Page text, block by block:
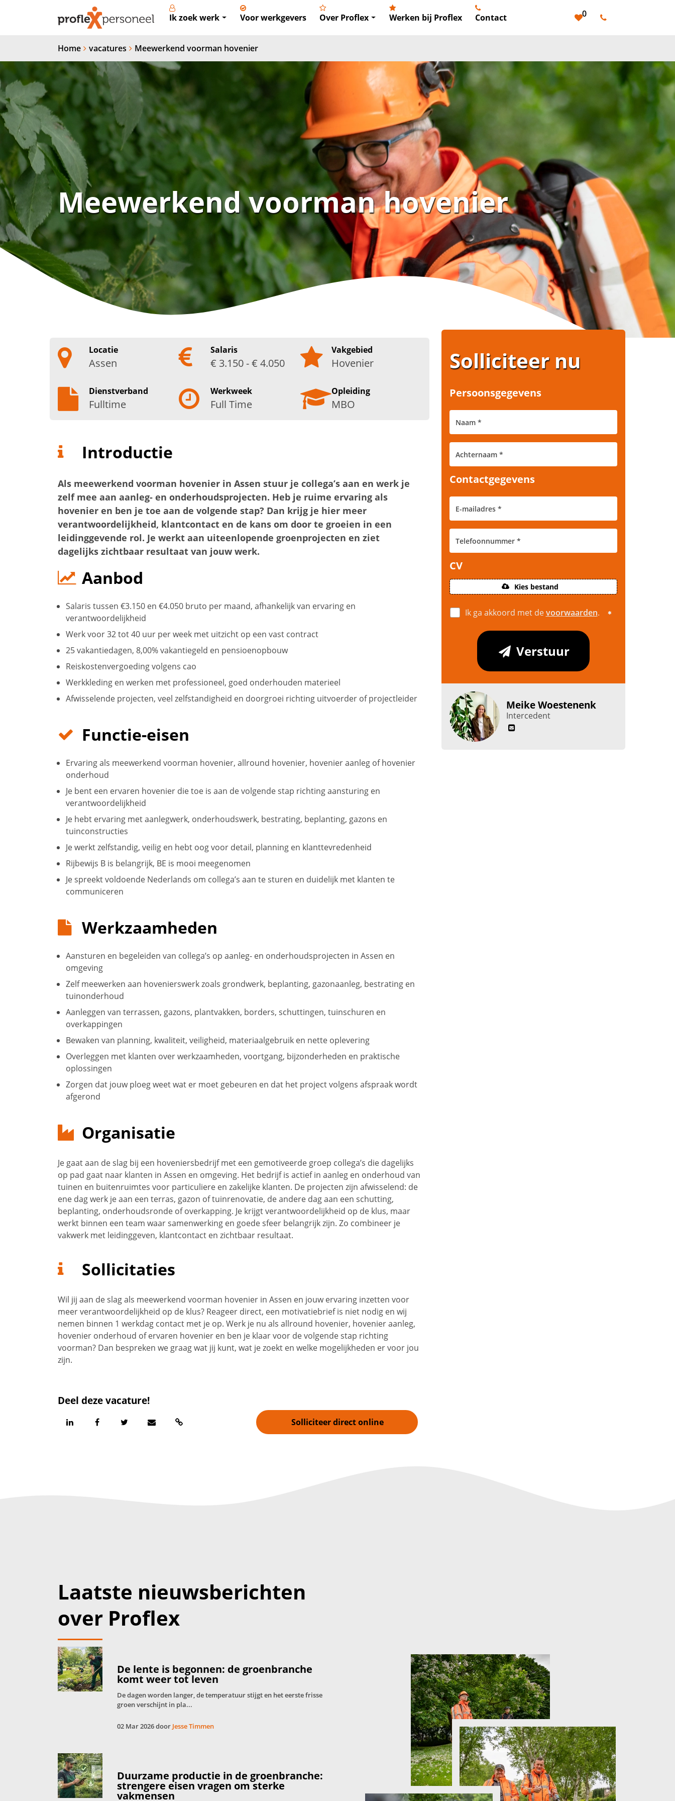
Ik zoek werk Voor werkgevers Over Proflex Werken bij Proflex Contact 0
Home vacatures Meewerkend voorman hovenier
Meewerkend voorman hovenier
Locatie
Assen
Salaris
€ 3.150 - € 4.050
Vakgebied
Hovenier
Dienstverband
Fulltime
Werkweek
Full Time
Opleiding
MBO
Introductie
Als meewerkend voorman hovenier in Assen stuur je collega’s aan en werk je
zelf mee aan aanleg- en onderhoudsprojecten. Heb je ruime ervaring als
hovenier en ben je toe aan de volgende stap? Dan krijg je hier meer
verantwoordelijkheid, klantcontact en de kans om door te groeien in een
leidinggevende rol. Je werkt aan uiteenlopende groenprojecten en ziet
dagelijks zichtbaar resultaat van jouw werk.
Aanbod
Salaris tussen €3.150 en €4.050 bruto per maand, afhankelijk van ervaring en
verantwoordelijkheid
Werk voor 32 tot 40 uur per week met uitzicht op een vast contract
25 vakantiedagen, 8,00% vakantiegeld en pensioenopbouw
Reiskostenvergoeding volgens cao
Werkkleding en werken met professioneel, goed onderhouden materieel
Afwisselende projecten, veel zelfstandigheid en doorgroei richting uitvoerder of projectleider
Functie-eisen
Ervaring als meewerkend voorman hovenier, allround hovenier, hovenier aanleg of hovenier
onderhoud
Je bent een ervaren hovenier die toe is aan de volgende stap richting aansturing en
verantwoordelijkheid
Je hebt ervaring met aanlegwerk, onderhoudswerk, bestrating, beplanting, gazons en
tuinconstructies
Je werkt zelfstandig, veilig en hebt oog voor detail, planning en klanttevredenheid
Rijbewijs B is belangrijk, BE is mooi meegenomen
Je spreekt voldoende Nederlands om collega’s aan te sturen en duidelijk met klanten te
communiceren
Werkzaamheden
Aansturen en begeleiden van collega’s op aanleg- en onderhoudsprojecten in Assen en
omgeving
Zelf meewerken aan hovenierswerk zoals grondwerk, beplanting, gazonaanleg, bestrating en
tuinonderhoud
Aanleggen van terrassen, gazons, plantvakken, borders, schuttingen, tuinschuren en
overkappingen
Bewaken van planning, kwaliteit, veiligheid, materiaalgebruik en nette oplevering
Overleggen met klanten over werkzaamheden, voortgang, bijzonderheden en praktische
oplossingen
Zorgen dat jouw ploeg weet wat er moet gebeuren en dat het project volgens afspraak wordt
afgerond
Organisatie
Je gaat aan de slag bij een hoveniersbedrijf met een gemotiveerde groep collega’s die dagelijks
op pad gaat naar klanten in Assen en omgeving. Het bedrijf is actief in aanleg en onderhoud van
tuinen en buitenruimtes voor particuliere en zakelijke klanten. De projecten zijn afwisselend: de
ene dag werk je aan een terras, gazon of tuinrenovatie, de andere dag aan een schutting,
beplanting, onderhoudsronde of overkapping. Je krijgt verantwoordelijkheid op de klus, maar
werkt binnen een team waar samenwerking en goede sfeer belangrijk zijn. Zo combineer je
vakwerk met leidinggeven, klantcontact en zichtbaar resultaat.
Sollicitaties
Wil jij aan de slag als meewerkend voorman hovenier in Assen en jouw ervaring inzetten voor
meer verantwoordelijkheid op de klus? Reageer direct, een motivatiebrief is niet nodig en wij
nemen binnen 1 werkdag contact met je op. Werk je nu als allround hovenier, hovenier aanleg,
hovenier onderhoud of ervaren hovenier en ben je klaar voor de volgende stap richting
voorman? Dan bespreken we graag wat jij kunt, wat je zoekt en welke mogelijkheden er voor jou
zijn.
Deel deze vacature!
Solliciteer direct online
Meike Woestenenk
Intercedent
Solliciteer nu
Persoonsgegevens
Contactgegevens
CV
Kies bestand
Ik ga akkoord met devoorwaarden.
Verstuur
Laatste nieuwsberichten
over Proflex
De lente is begonnen: de groenbranche
komt weer tot leven
De dagen worden langer, de temperatuur stijgt en het eerste frisse
groen verschijnt in pla...
02 Mar 2026 door Jesse Timmen
Duurzame productie in de groenbranche:
strengere eisen vragen om sterke
vakmensen